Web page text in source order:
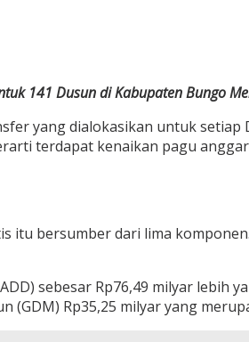
141 Dusun di Kabupaten Bungo
yang dialokasikan untuk
terdapat kenaikan pagu
itu bersumber dari lima
sebesar Rp76,49 milyar lebih
(GDM) Rp35,25 milyar yang